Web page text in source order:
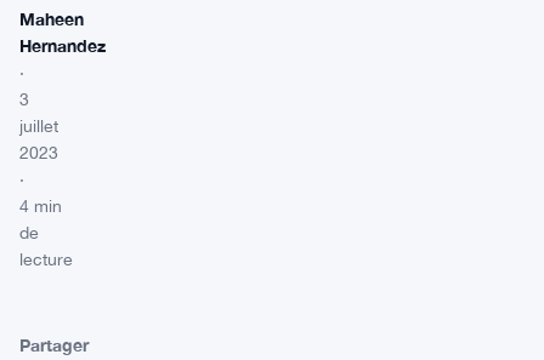
Maheen
Hernandez
·
3
juillet
2023
·
4 min
de
lecture
Partager